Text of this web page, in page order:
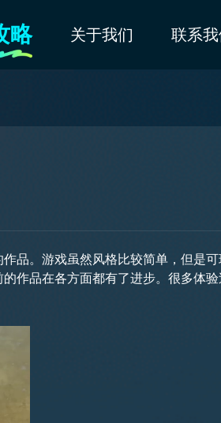
略 关于我们 联系我
品。游戏虽然风格比较简单，但是
作品在各方面都有了进步。很多体